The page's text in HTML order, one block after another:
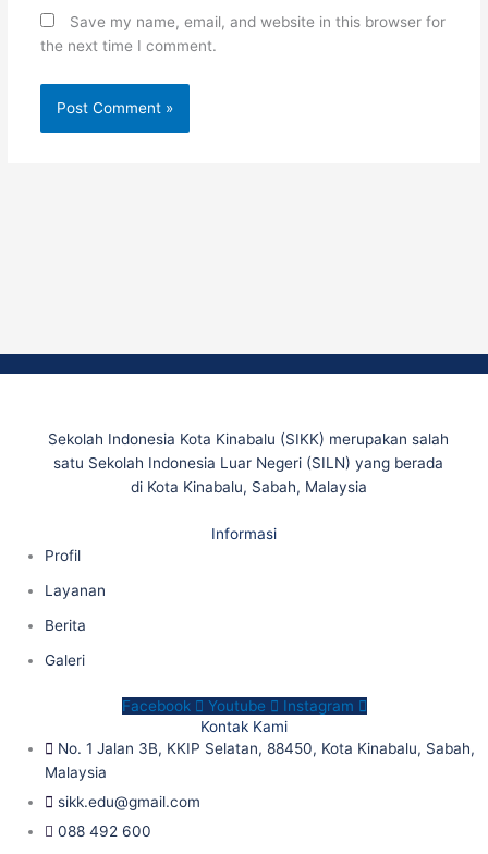
Save my name, email, and website in this browser for
the next time I comment.
Sekolah Indonesia Kota Kinabalu (SIKK) merupakan salah
satu Sekolah Indonesia Luar Negeri (SILN) yang berada
di Kota Kinabalu, Sabah, Malaysia
Informasi
Profil
Layanan
Berita
Galeri
Facebook Youtube
Instagram
Kontak Kami
No. 1 Jalan 3B, KKIP Selatan, 88450, Kota Kinabalu, Sabah,
Malaysia
sikk.edu@gmail.com
088 492 600